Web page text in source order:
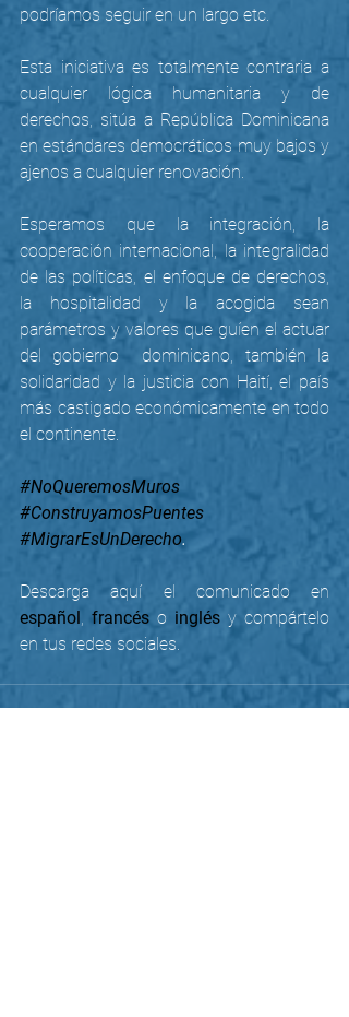
podríamos seguir en un largo etc.
Esta iniciativa es totalmente contraria a
cualquier lógica humanitaria y de
derechos, sitúa a República Dominicana
en estándares democráticos muy bajos y
ajenos a cualquier renovación.
Esperamos que la integración, la
cooperación internacional, la integralidad
de las políticas, el enfoque de derechos,
la hospitalidad y la acogida sean
parámetros y valores que guíen el actuar
del gobierno  dominicano, también la
solidaridad y la justicia con Haití, el país
más castigado económicamente en todo
el continente.
#NoQueremosMuros
#ConstruyamosPuentes
#MigrarEsUnDerecho.
español francés o inglés y compártelo
en tus redes sociales.